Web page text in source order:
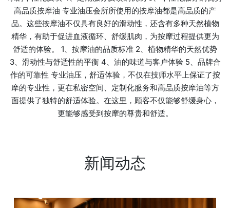
高品质按摩油 专业油压会所所使用的按摩油都是高品质的产
品。这些按摩油不仅具有良好的滑动性，还含有多种天然植物
精华，有助于促进血液循环、舒缓肌肉，为按摩过程提供更为
舒适的体验。 1、按摩油的品质标准 2、植物精华的天然优势
3、滑动性与舒适性的平衡 4、油的味道与客户体验 5、品牌合
作的可靠性 专业油压，舒适体验，不仅在技师水平上保证了按
摩的专业性，更在私密空间、定制化服务和高品质按摩油等方
面提供了独特的舒适体验。在这里，顾客不仅能够舒缓身心，
更能够感受到按摩的尊贵和舒适。
新闻动态